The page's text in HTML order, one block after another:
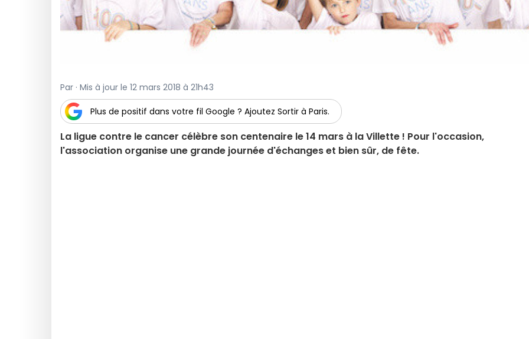
Par · Mis à jour le 12 mars 2018 à 21h43
Plus de positif dans votre fil Google ? Ajoutez Sortir à Paris.
La ligue contre le cancer célèbre son centenaire le 14 mars à la Villette ! Pour l'occasion,
l'association organise une grande journée d'échanges et bien sûr, de fête.